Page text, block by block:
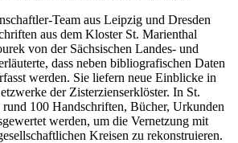
Team aus Leipzig und Dresden
aus dem Kloster St. Marienthal
von der Sächsischen Landes- und
dass neben bibliografischen Daten
werden. Sie liefern neue Einblicke in
der Zisterzienserklöster. In St.
100 Handschriften, Bücher, Urkunden
werden, um die Vernetzung mit
Kreisen zu rekonstruieren.